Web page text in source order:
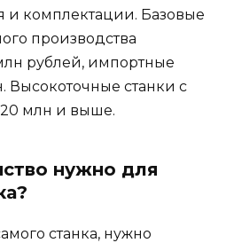
и комплектации. Базовые
производства
рублей, импортные
Высокоточные станки с
20 млн и выше.
нужно для
станка, нужно